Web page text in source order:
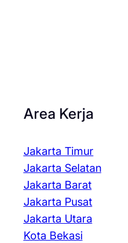
Area Kerja
Jakarta Timur
Jakarta Selatan
Jakarta Barat
Jakarta Pusat
Jakarta Utara
Kota Bekasi